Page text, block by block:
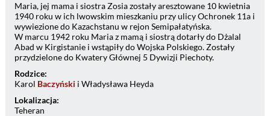
Maria, jej mama i siostra Zosia zostały aresztowane 10 kwietnia
1940 roku w ich lwowskim mieszkaniu przy ulicy Ochronek 11a i
wywiezione do Kazachstanu w rejon Semipałatyńska.
W marcu 1942 roku Maria z mamą i siostrą dotarły do Dżalal
Abad w Kirgistanie i wstąpiły do Wojska Polskiego. Zostały
przydzielone do Kwatery Głównej 5 Dywizji Piechoty.
Rodzice:
Karol Baczyński i Władysława Heyda
Lokalizacja:
Teheran